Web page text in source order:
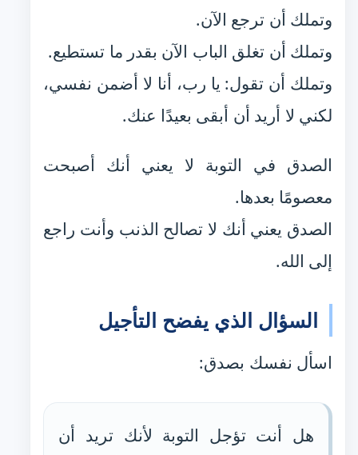
وتملك أن ترجع الآن.
وتملك أن تغلق الباب الآن بقدر ما تستطيع.
وتملك أن تقول: يا رب، أنا لا أضمن نفسي،
لكني لا أريد أن أبقى بعيدًا عنك.
الصدق في التوبة لا يعني أنك أصبحت
معصومًا بعدها.
الصدق يعني أنك لا تصالح الذنب وأنت راجع
إلى الله.
السؤال الذي يفضح التأجيل
اسأل نفسك بصدق:
هل أنت تؤجل التوبة لأنك تريد أن